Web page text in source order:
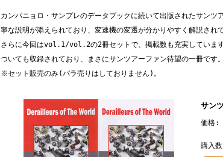
カンパニョロ・サンプレのデータブックに続いて出版されたサンツ
寧な説明が添えられており、変速機の変遷が分かりやすく解説されて
さらに今回はvol.1/vol.2の2冊セットで、掲載数も充実していま
ついても収録されており、まさにサンツアーファン待望の一冊です。
※セット販売のみ(バラ売りはしておりません)。
サン
価格:
購入